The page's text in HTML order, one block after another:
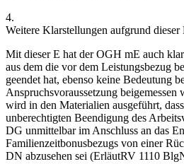
4.
Weitere Klarstellungen aufgrund dieser
Mit dieser E hat der OGH mE auch
aus dem die vor dem Leistungsbezug
geendet hat, ebenso keine Bedeutung
Anspruchsvoraussetzung
wird in den Materialien ausgeführt,
unberechtigten Beendigung des
DG unmittelbar im Anschluss an das
Familienzeitbonusbezugs von einer
DN abzusehen sei (ErläutRV 1110